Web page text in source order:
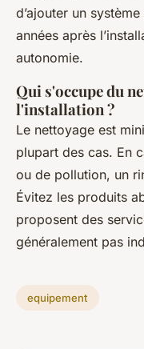
d’ajouter un
années après
autonomie.
Qui s'occupe du
l'installation ?
Le nettoyage est
plupart des cas. En
ou de pollution, un
Évitez les produits
proposent des
généralement pas
equipement